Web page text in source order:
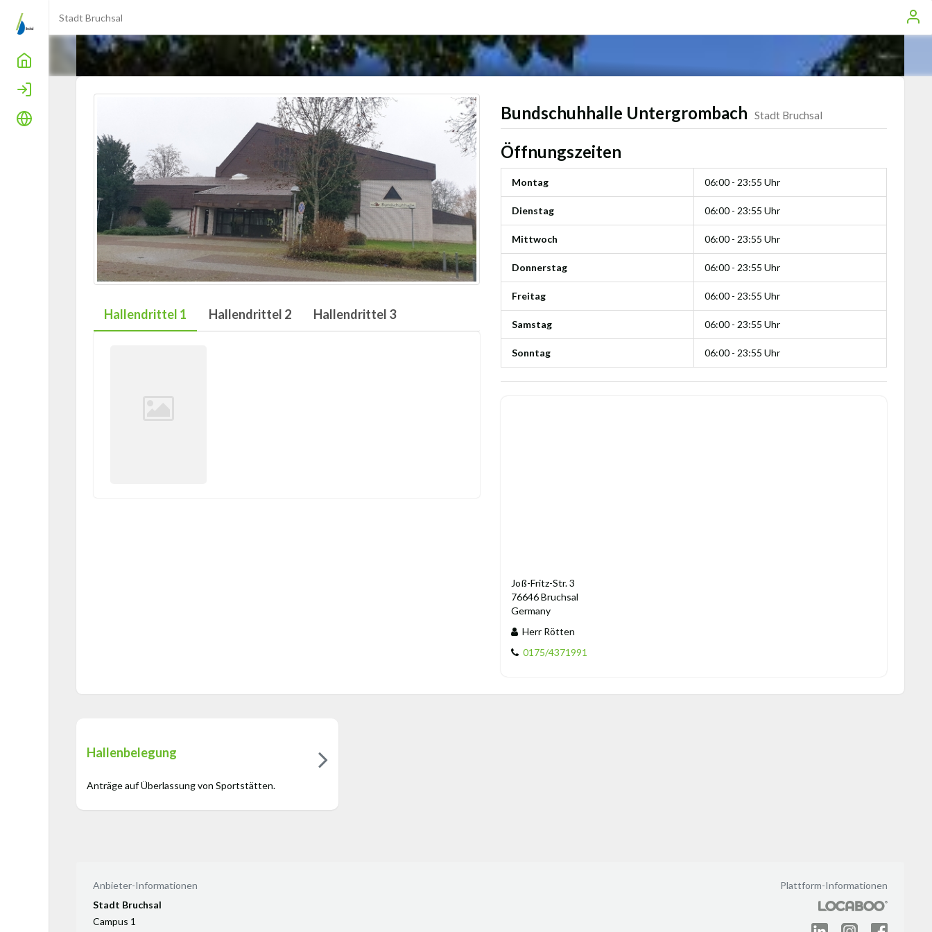
Home
Stadt Bruchsal
Hallendrittel 1 Hallendrittel 2 Hallendrittel 3
Bundschuhhalle Untergrombach Stadt Bruchsal
Öffnungszeiten
Montag 06:00 - 23:55 Uhr
Dienstag 06:00 - 23:55 Uhr
Mittwoch 06:00 - 23:55 Uhr
Donnerstag 06:00 - 23:55 Uhr
Freitag 06:00 - 23:55 Uhr
Samstag 06:00 - 23:55 Uhr
Sonntag 06:00 - 23:55 Uhr
Joß-Fritz-Str. 3
76646 Bruchsal
Germany
Herr Rötten
0175/4371991
Hallenbelegung
Anträge auf Überlassung von Sportstätten.
Anbieter-Informationen
Stadt Bruchsal
Campus 1
Plattform-Informationen